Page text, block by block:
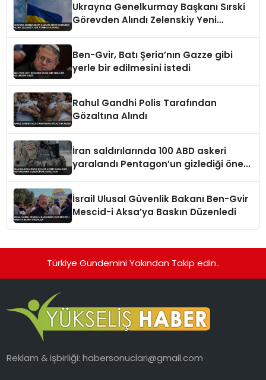
Ukrayna Genelkurmay Başkanı Sırski
Görevden Alındı Zelenskiy Yeni
Ben-Gvir, Batı Şeria’nın Gazze gibi
yerle bir edilmesini istedi
Rahul Gandhi Polis Tarafından
Gözaltına Alındı
İran saldırılarında 100 ABD askeri
yaralandı Pentagon’un gizlediği öne
İsrail Ulusal Güvenlik Bakanı Ben-Gvir
Mescid-i Aksa’ya Baskın Düzenledi
Türkiye Gündemini Yakından Takip edin..
Reklam & işbirliği:habersonuclari@gmail.com